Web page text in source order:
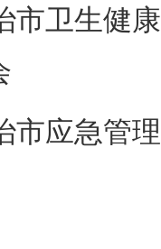
市卫生健康
市应急管理